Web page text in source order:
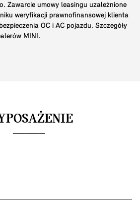
Zawarcie umowy leasingu uzależnione
weryfikacji prawnofinansowej klienta
OC i AC pojazdu. Szczegóły
MINI.